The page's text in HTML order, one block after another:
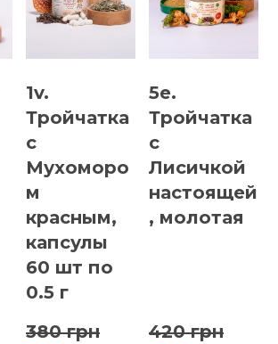
1v.
Тройчатка
с
Мухоморо
м
красным,
капсулы
60 шт по
0.5 г
380 грн
5e.
Тройчатка
с
Лисичкой
настоящей
, молотая
420 грн